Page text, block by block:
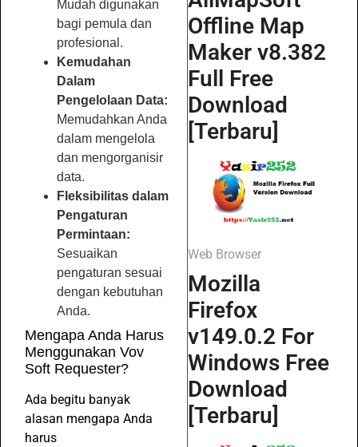
Mudah digunakan
bagi pemula dan
profesional.
Kemudahan
Dalam
Pengelolaan Data:
Memudahkan Anda
dalam mengelola
dan mengorganisir
data.
Fleksibilitas dalam
Pengaturan
Permintaan:
Sesuaikan
pengaturan sesuai
dengan kebutuhan
Anda.
Mengapa Anda Harus
Menggunakan Vov
Soft Requester?
Ada begitu banyak
alasan mengapa Anda
harus
Offline Map
Maker v8.382
Full Free
Download
[Terbaru]
Web Browser
Mozilla
Firefox
v149.0.2 For
Windows Free
Download
[Terbaru]